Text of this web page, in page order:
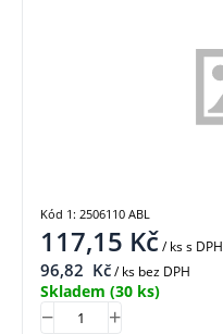
117,15 Kč/ kss DPH
96,82 Kč/ ks bez DPH
Skladem (30 ks)
Kód 1: 2506110 ABL